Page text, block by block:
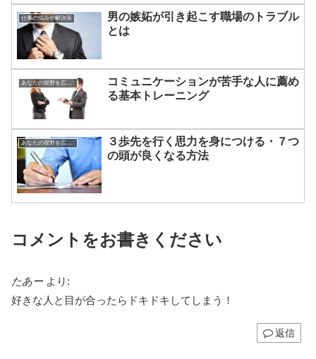
仕事の悩みや解決策
男の嫉妬が引き起こす職場のトラブル
とは
あなたの視野を広げる方法
コミュニケーションが苦手な人に薦め
る基本トレーニング
あなたの視野を広げる方法
３歩先を行く思力を身につける・７つ
の頭が良くなる方法
コメントをお書きください
たあー より:
好きな人と目が合ったらドキドキしてしまう！
返信